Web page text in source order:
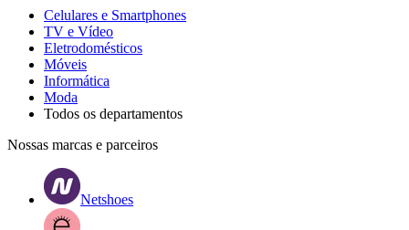
Celulares e Smartphones
TV e Vídeo
Eletrodomésticos
Móveis
Informática
Moda
Todos os departamentos
Nossas marcas e parceiros
Netshoes